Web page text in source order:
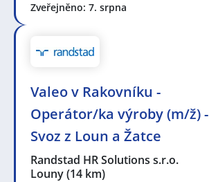
Zveřejněno: 7. srpna
Valeo v Rakovníku -
Operátor/ka výroby (m/ž) -
Svoz z Loun a Žatce
Randstad HR Solutions s.r.o.
Louny(14 km)